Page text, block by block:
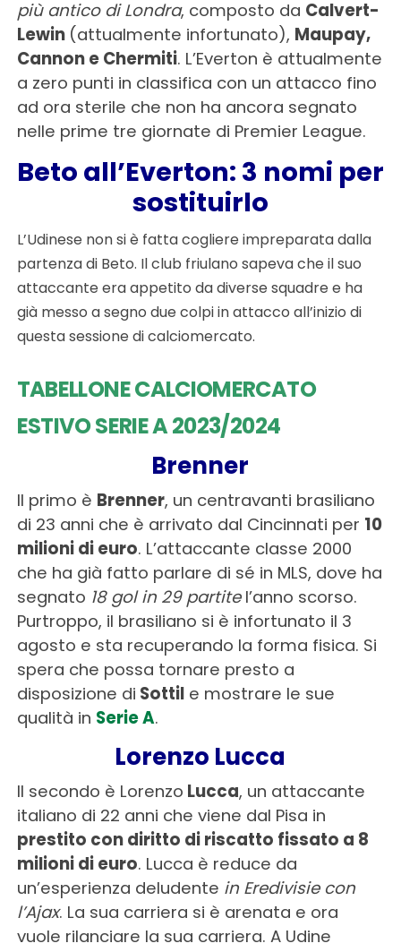
più antico di Londra, composto da Calvert-
Lewin (attualmente infortunato), Maupay,
Cannon e Chermiti. L’Everton è attualmente
a zero punti in classifica con un attacco fino
ad ora sterile che non ha ancora segnato
nelle prime tre giornate di Premier League.
Beto all’Everton: 3 nomi per
sostituirlo
L’Udinese non si è fatta cogliere impreparata dalla
partenza di Beto. Il club friulano sapeva che il suo
attaccante era appetito da diverse squadre e ha
già messo a segno due colpi in attacco all’inizio di
questa sessione di calciomercato.
TABELLONE CALCIOMERCATO
ESTIVO SERIE A 2023/2024
Brenner
Il primo è Brenner, un centravanti brasiliano
di 23 anni che è arrivato dal Cincinnati per 10
milioni di euro. L’attaccante classe 2000
che ha già fatto parlare di sé in MLS, dove ha
segnato 18 gol in 29 partitel’anno scorso.
Purtroppo, il brasiliano si è infortunato il 3
agosto e sta recuperando la forma fisica. Si
spera che possa tornare presto a
disposizione di Sottile mostrare le sue
qualità in Serie A.
Lorenzo Lucca
Il secondo è Lorenzo Lucca, un attaccante
italiano di 22 anni che viene dal Pisa in
prestito con diritto di riscatto fissato a 8
milioni di euro. Lucca è reduce da
un’esperienza deludente in Eredivisie con
l’Ajax. La sua carriera si è arenata e ora
vuole rilanciare la sua carriera. A Udine